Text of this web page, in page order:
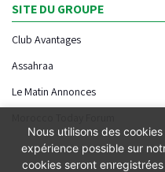
SITE DU GROUPE
Club Avantages
Assahraa
Le Matin Annonces
Nous utilisons des
expérience possible sur
cookies seront